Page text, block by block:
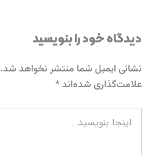
دیدگاه‌ خود را بنویسید
نشانی ایمیل شما منتشر نخواهد شد.
علامت‌گذاری شده‌اند*
بنویسید…